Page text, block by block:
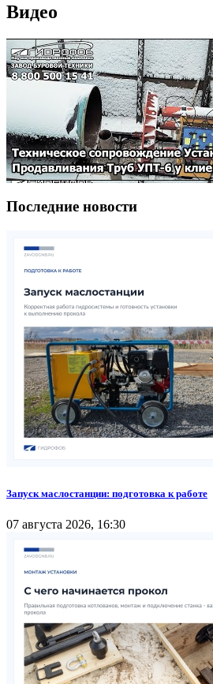
Видео
Последние новости
Запуск маслостанции: подготовка к работе
07 августа 2026, 16:30